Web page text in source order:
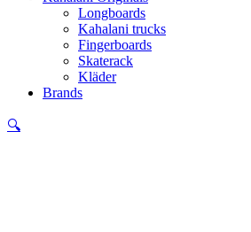
Longboards
Kahalani trucks
Fingerboards
Skaterack
Kläder
Brands
🔍